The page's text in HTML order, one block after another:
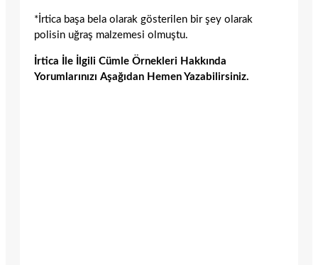
*İrtica başa bela olarak gösterilen bir şey olarak
polisin uğraş malzemesi olmuştu.
İrtica İle İlgili Cümle Örnekleri Hakkında
Yorumlarınızı Aşağıdan Hemen Yazabilirsiniz.